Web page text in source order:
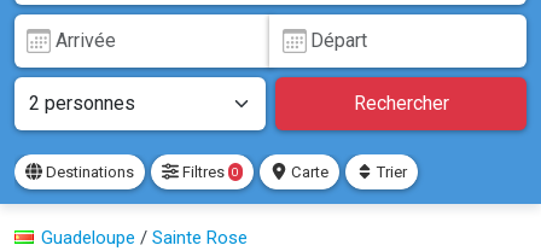
Rechercher
Destinations Filtres 0 Carte Trier
Guadeloupe / Sainte Rose